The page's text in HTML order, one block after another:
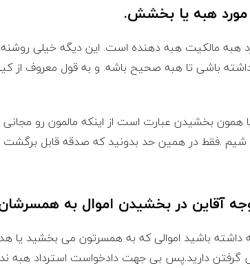
مورد هبه یا بخشش.
هبه مالکیت هبه دهنده است. این دیگه خیلی
باشی تا هبه صحیح باشه. و به قول معروف از
همون بخشیدن عبارت است از اینکه مالمون رو
.فقط در همین حد بدونید که صدقه قابل
آقاین در بخشیدن اموال به
داشته باشید اموالی که به همسرتون می بخشید
دارید.پس بی جهت دادخواست استرداد هبه